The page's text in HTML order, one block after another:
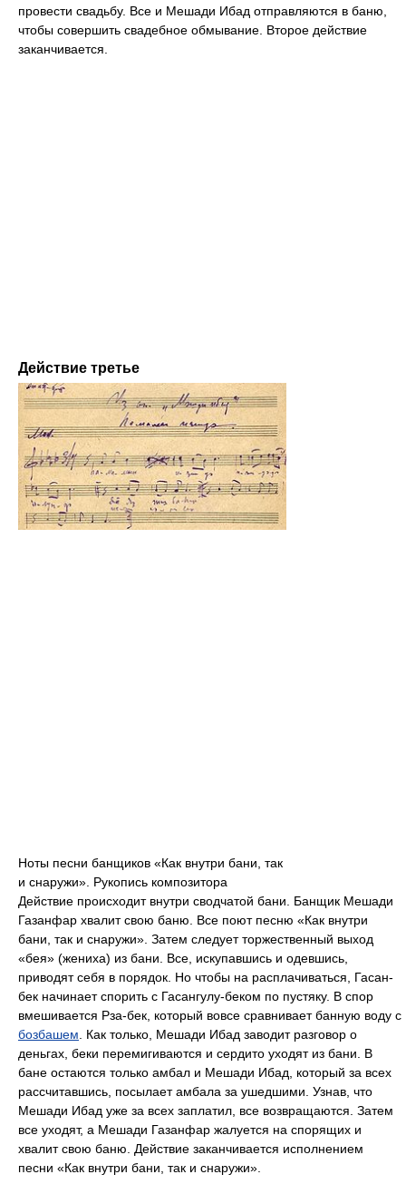
провести свадьбу. Все и Мешади Ибад отправляются в баню,
чтобы совершить свадебное обмывание. Второе действие
заканчивается.
Действие третье
Ноты песни банщиков «Как внутри бани, так
и снаружи». Рукопись композитора
Действие происходит внутри сводчатой бани. Банщик Мешади
Газанфар хвалит свою баню. Все поют песню «Как внутри
бани, так и снаружи». Затем следует торжественный выход
«бея» (жениха) из бани. Все, искупавшись и одевшись,
приводят себя в порядок. Но чтобы на расплачиваться, Гасан-
бек начинает спорить с Гасангулу-беком по пустяку. В спор
вмешивается Рза-бек, который вовсе сравнивает банную воду с
бозбашем. Как только, Мешади Ибад заводит разговор о
деньгах, беки перемигиваются и сердито уходят из бани. В
бане остаются только амбал и Мешади Ибад, который за всех
рассчитавшись, посылает амбала за ушедшими. Узнав, что
Мешади Ибад уже за всех заплатил, все возвращаются. Затем
все уходят, а Мешади Газанфар жалуется на спорящих и
хвалит свою баню. Действие заканчивается исполнением
песни «Как внутри бани, так и снаружи».